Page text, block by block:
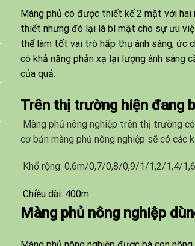
Màng phủ có được thiết kế 2 mặt với hai
thiết nhưng đó lại là bí mật cho sự ưu
thể làm tốt vai trò hấp thụ ánh sáng, ức
có khả năng phản xạ lại lượng ánh sáng
của quả.
Trên thị trường hiện đang
Màng phủ nông nghiệp trên thị trường
cơ bản màng phủ nông nghiệp sẽ có các
Khổ rộng: 0,6m/0,7/0,8/0,9/1/1,2/1,4/
Chiều dài: 400m
Màng phủ nông nghiệp